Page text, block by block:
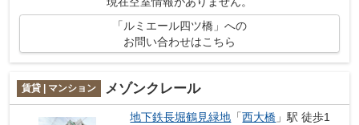
「ルミエール四ツ橋」への
お問い合わせはこちら
賃貸 | マンション メゾンクレール
地下鉄長堀鶴見緑地 「西大橋 」駅 徒歩1